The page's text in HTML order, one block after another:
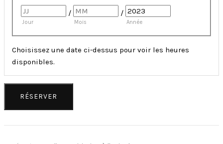
Jour
/
Mois
/
Année
Choisissez une date ci-dessus pour voir les heures
disponibles.
RÉSERVER